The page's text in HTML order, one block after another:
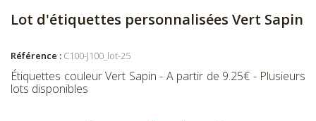
Lot d'étiquettes personnalisées Vert Sapin
Référence : C100-J100_lot-25
Étiquettes couleur Vert Sapin - A partir de 9.25€ - Plusieurs
lots disponibles